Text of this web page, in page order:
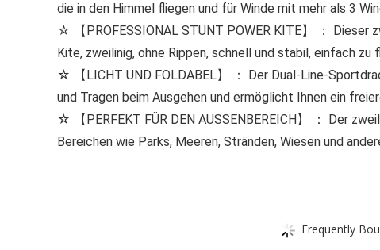
die in den Himmel fliegen und für Winde mit mehr als 3
☆ 【PROFESSIONAL STUNT POWER KITE】 ：
Kite, zweilinig, ohne Rippen, schnell und stabil, einfach
☆ 【LICHT UND FOLDABEL】 ： Der Dual-Line-
und Tragen beim Ausgehen und ermöglicht Ihnen ein
☆ 【PERFEKT FÜR DEN AUSSENBEREICH】 ： Der
Bereichen wie Parks, Meeren, Stränden, Wiesen und
Frequently